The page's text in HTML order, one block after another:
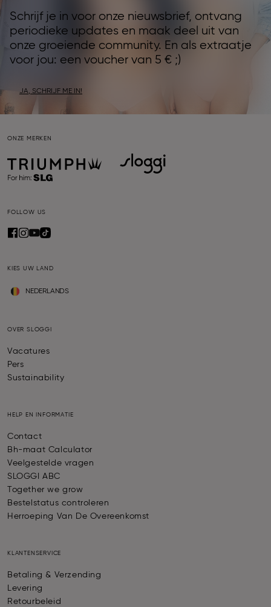
Schrijf je in voor onze nieuwsbrief, ontvang
periodieke updates en maak deel uit van
onze groeiende community. En als extraatje
voor jou: een voucher van 5 € ;)
JA, SCHRIJF ME IN!
ONZE MERKEN
FOLLOW US
KIES UW LAND
NEDERLANDS
OVER SLOGGI
Vacatures
Pers
Sustainability
HELP EN INFORMATIE
Contact
Bh-maat Calculator
Veelgestelde vragen
SLOGGI ABC
Together we grow
Bestelstatus controleren
Herroeping Van De Overeenkomst
KLANTENSERVICE
Betaling & Verzending
Levering
Retourbeleid